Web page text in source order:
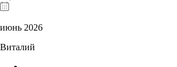
июнь 2026
Виталий